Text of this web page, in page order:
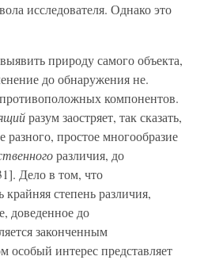
исследователя. Однако это
природу самого объекта,
до обнаружения не.
компонентов.
разум заостряет, так сказать,
разного, простое многообразие
различия, до
Дело в том, что
степень различия,
доведенное до
законченным
интерес представляет